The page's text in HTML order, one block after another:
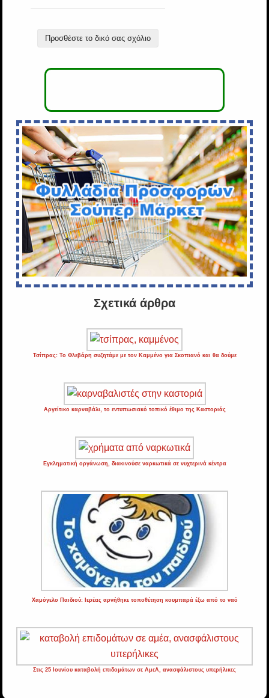
Προσθέστε το δικό σας σχόλιο
Σχετικά άρθρα
Τσίπρας: Το Φλεβάρη συζητάμε με τον Καμμένο για Σκοπιανό και θα δούμε
Αργείτικο καρναβάλι, το εντυπωσιακό τοπικό έθιμο της Καστοριάς
Εγκληματική οργάνωση, διακινούσε ναρκωτικά σε νυχτερινά κέντρα
Χαμόγελο Παιδιού: Ιερέας αρνήθηκε τοποθέτηση κουμπαρά έξω από το ναό
Στις 25 Ιουνίου καταβολή επιδομάτων σε ΑμεΑ, ανασφάλιστους υπερήλικες